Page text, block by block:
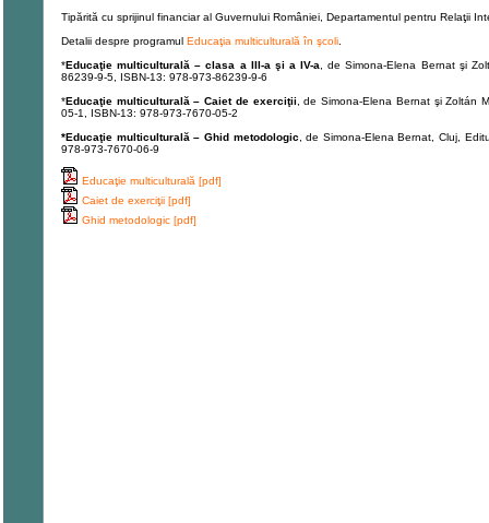
Tipărită cu sprijinul financiar al Guvernului României, Departamentul pentru Relaţii
Detalii despre programul Educaţia multiculturală în şcoli
*Educaţie multiculturală – clasa a III-a şi a IV-a , de Simona-Elena Bernat şi
86239-9-5, ISBN-13: 978-973-86239-9-6
*Educaţie multiculturală – Caiet de exerciţii , de Simona-Elena Bernat şi Zoltán
05-1, ISBN-13: 978-973-7670-05-2
*Educaţie multiculturală– Ghid metodologic , de Simona-Elena Bernat, Cluj,
978-973-7670-06-9
Educaţie multiculturală [pdf]
Caiet de exerciţii [pdf]
Ghid metodologic [pdf]